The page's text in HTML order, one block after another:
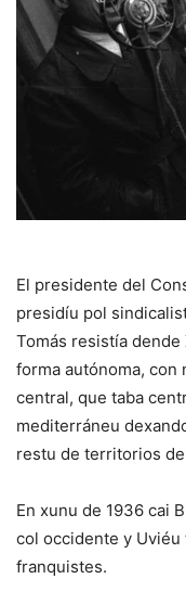
El presidente del
presidíu pol
Tomás resistía
forma autónoma,
central, que taba
mediterráneu
restu de territorios
En xunu de 1936 cai
col occidente y
franquistes.